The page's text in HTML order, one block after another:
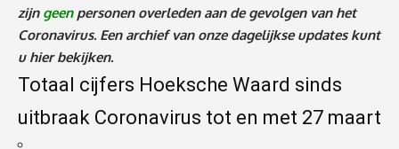
zijn geenpersonen overleden aan de gevolgen van het
Coronavirus. Een archief van onze dagelijkse updates kunt
u hierbekijken.
Totaal cijfers Hoeksche Waard sinds
uitbraak Coronavirus tot en met 27 maart